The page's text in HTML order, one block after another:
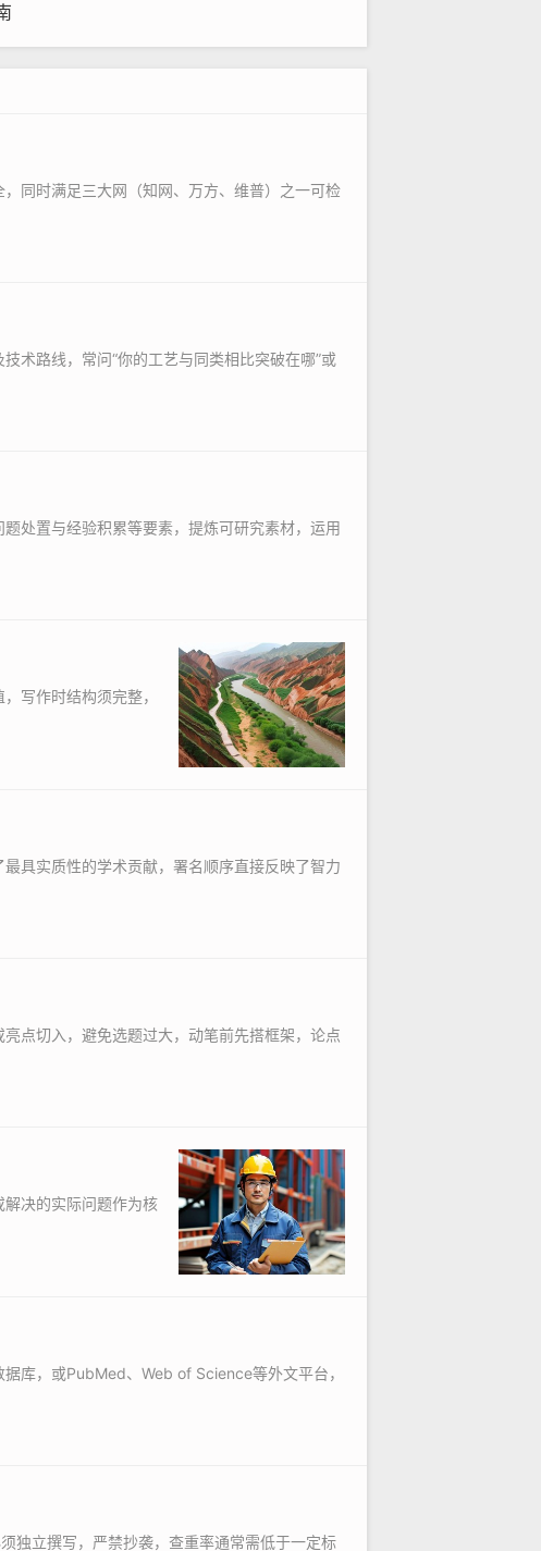
同时满足三大网（知网、万方、维普）之一可检
术路线，常问“你的工艺与同类相比突破在哪”或
处置与经验积累等要素，提炼可研究素材，运用
写作时结构须完整，
具实质性的学术贡献，署名顺序直接反映了智力
点切入，避免选题过大，动笔前先搭框架，论点
决的实际问题作为核
库，或PubMed、Web of Science等外文平台，
独立撰写，严禁抄袭，查重率通常需低于一定标